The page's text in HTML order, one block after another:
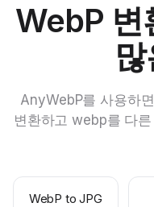
WebP 변
AnyWebP를 사용하
변환하고 webp를 다
WebP to JPG